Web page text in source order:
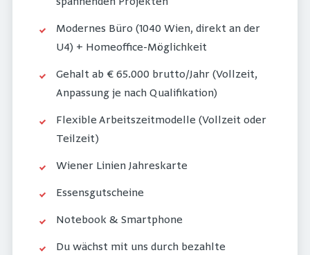
Modernes Büro (1040 Wien, direkt an der
U4) + Homeoffice-Möglichkeit
Gehalt ab € 65.000 brutto/Jahr (Vollzeit,
Anpassung je nach Qualifikation)
Flexible Arbeitszeitmodelle (Vollzeit oder
Teilzeit)
Wiener Linien Jahreskarte
Essensgutscheine
Notebook & Smartphone
Du wächst mit uns durch bezahlte